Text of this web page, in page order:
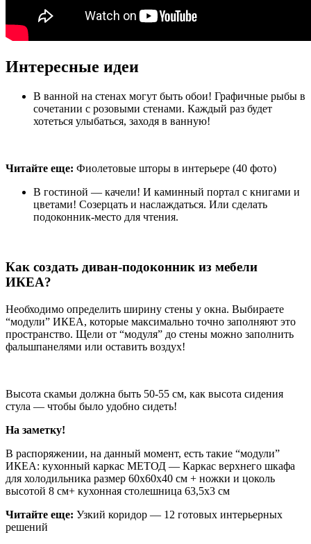
Интересные идеи
В ванной на стенах могут быть обои! Графичные рыбы в
сочетании с розовыми стенами. Каждый раз будет
хотеться улыбаться, заходя в ванную!
Читайте еще: Фиолетовые шторы в интерьере (40 фото)
В гостиной — качели! И каминный портал с книгами и
цветами! Созерцать и наслаждаться. Или сделать
подоконник-место для чтения.
Как создать диван-подоконник из мебели
ИКЕА?
Необходимо определить ширину стены у окна. Выбираете
“модули” ИКЕА, которые максимально точно заполняют это
пространство. Щели от “модуля” до стены можно заполнить
фальшпанелями или оставить воздух!
Высота скамьи должна быть 50-55 см, как высота сидения
стула — чтобы было удобно сидеть!
На заметку!
В распоряжении, на данный момент, есть такие “модули”
ИКЕА: кухонный каркас МЕТОД — Каркас верхнего шкафа
для холодильника размер 60х60х40 см + ножки и цоколь
высотой 8 см+ кухонная столешница 63,5х3 см
Читайте еще: Узкий коридор — 12 готовых интерьерных
решений